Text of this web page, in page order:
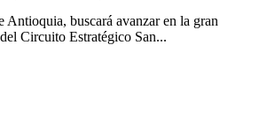
Antioquia, buscará avanzar en la gran
Circuito Estratégico San...